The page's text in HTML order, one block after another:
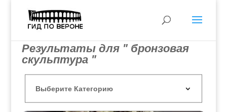
Результаты для " бронзовая
скульптура "